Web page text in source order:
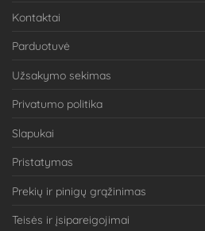
Kontaktai
Parduotuvė
Užsakymo sekimas
Privatumo politika
Slapukai
Pristatymas
Prekių ir pinigų grąžinimas
Teisės ir įsipareigojimai